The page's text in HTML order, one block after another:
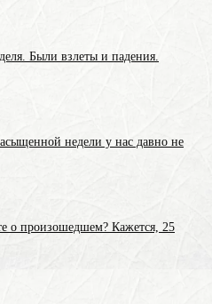
Были взлеты и падения.
недели у нас давно не
о произошедшем? Кажется, 25